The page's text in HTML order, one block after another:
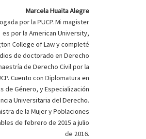
Marcela Huaita Alegre
por la PUCP. Mi magister
es por la American University,
College of Law y completé
de doctorado en Derecho
de Derecho Civil por la
Cuento con Diplomatura en
de Género, y Especialización
Universitaria del Derecho.
de la Mujer y Poblaciones
de febrero de 2015 a julio
de 2016.